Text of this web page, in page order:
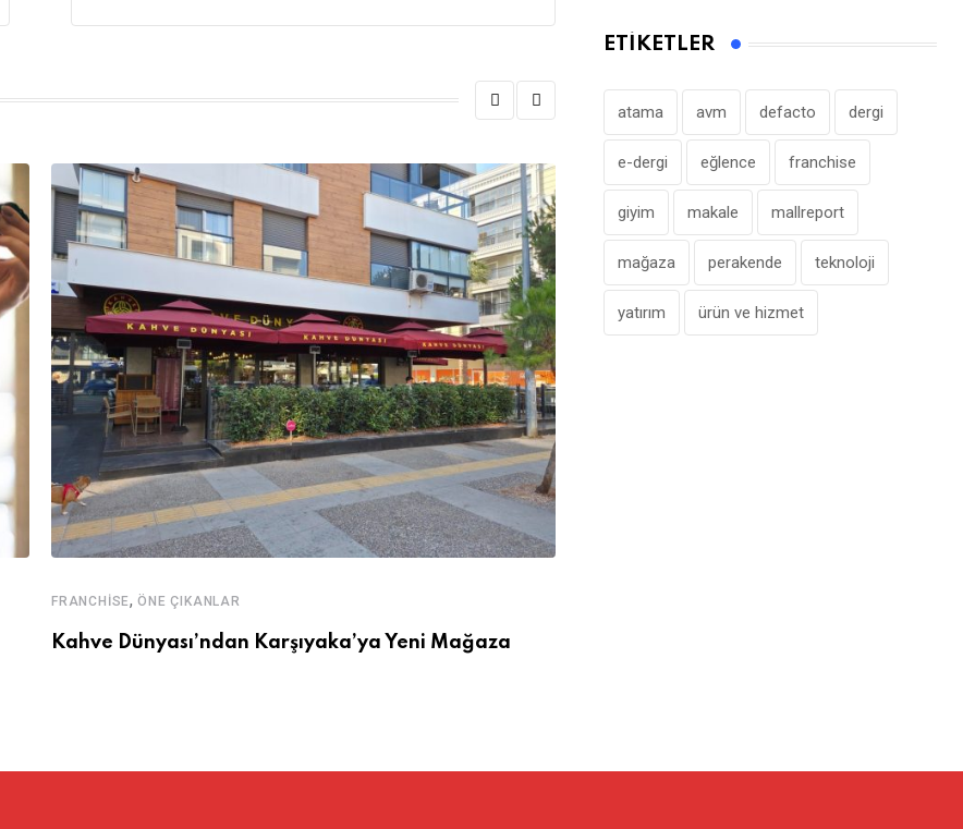
FRANCHISE,ÖNE ÇIKANLAR
Kahve Dünyası’ndan Karşıyaka’ya Yeni Mağaza
ETIKETLER
atama avm defacto dergi
e-dergi eğlence franchise
giyim makale mallreport
mağaza perakende teknoloji
yatırım ürün ve hizmet